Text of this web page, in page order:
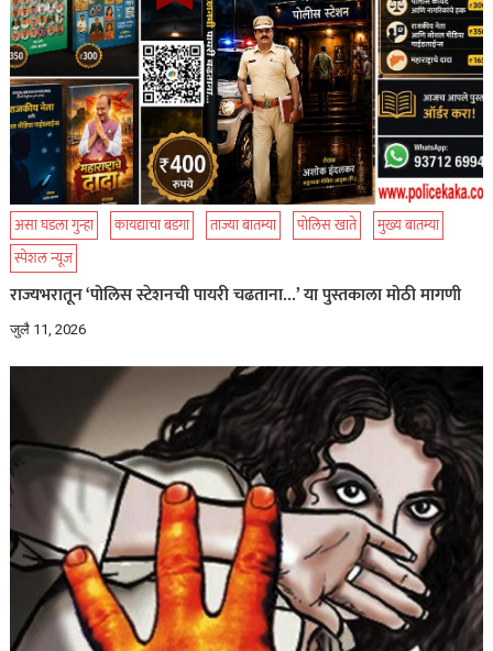
असा घडला गुन्हा कायद्याचा बडगा ताज्या बातम्या पोलिस खाते
मुख्य बातम्या
स्पेशल न्यूज
राज्यभरातून ‘पोलिस स्टेशनची पायरी चढताना…’ या पुस्तकाला मोठी मागणी
जुलै 11, 2026